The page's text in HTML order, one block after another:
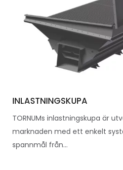
INLASTNINGSKUPA
TORNUMs inlastningskupa är
marknaden med ett enkelt
spannmål från...